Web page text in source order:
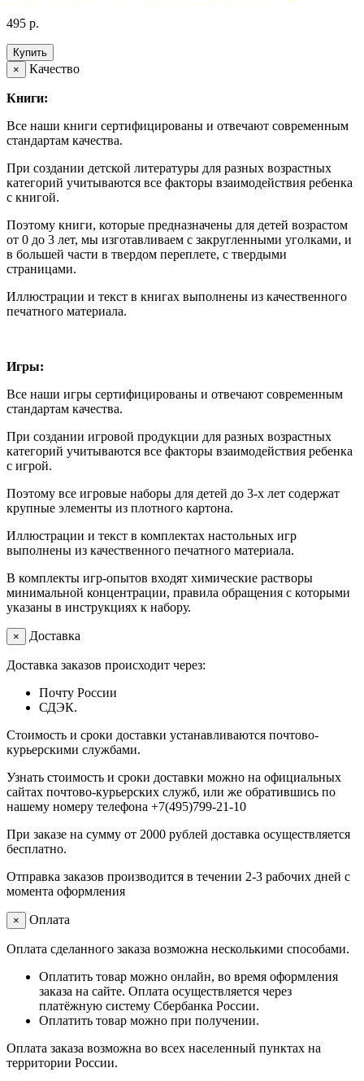
495 р.
Купить
×
Качество
Книги:
Все наши книги сертифицированы и отвечают современным
стандартам качества.
При создании детской литературы для разных возрастных
категорий учитываются все факторы взаимодействия ребенка
с книгой.
Поэтому книги, которые предназначены для детей возрастом
от 0 до 3 лет, мы изготавливаем с закругленными уголками, и
в большей части в твердом переплете, с твердыми
страницами.
Иллюстрации и текст в книгах выполнены из качественного
печатного материала.
Игры:
Все наши игры сертифицированы и отвечают современным
стандартам качества.
При создании игровой продукции для разных возрастных
категорий учитываются все факторы взаимодействия ребенка
с игрой.
Поэтому все игровые наборы для детей до 3-х лет содержат
крупные элементы из плотного картона.
Иллюстрации и текст в комплектах настольных игр
выполнены из качественного печатного материала.
В комплекты игр-опытов входят химические растворы
минимальной концентрации, правила обращения с которыми
указаны в инструкциях к набору.
× Доставка
Доставка заказов происходит через:
Почту России
СДЭК.
Стоимость и сроки доставки устанавливаются почтово-
курьерскими службами.
Узнать стоимость и сроки доставки можно на официальных
сайтах почтово-курьерских служб, или же обратившись по
нашему номеру телефона +7(495)799-21-10
При заказе на сумму от 2000 рублей доставка осуществляется
бесплатно.
Отправка заказов производится в течении 2-3 рабочих дней с
момента оформления
× Оплата
Оплата сделанного заказа возможна несколькими способами.
Оплатить товар можно онлайн, во время оформления
заказа на сайте. Оплата осуществляется через
платёжную систему Сбербанка России.
Оплатить товар можно при получении.
Оплата заказа возможна во всех населенный пунктах на
территории России.